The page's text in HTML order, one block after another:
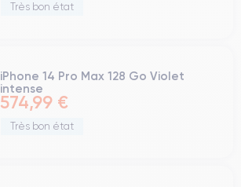
Très bon état
iPhone 14 Pro Max 128 Go Violet
intense
574,99 €
Très bon état